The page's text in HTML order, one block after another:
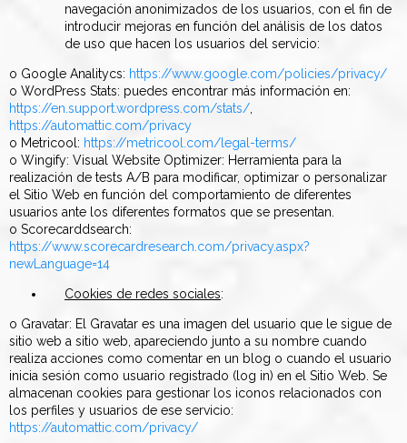
navegación anonimizados de los usuarios, con el fin de
introducir mejoras en función del análisis de los datos
de uso que hacen los usuarios del servicio:
o Google Analitycs: https://www.google.com/policies/privacy/
o WordPress Stats: puedes encontrar más información en:
https://en.support.wordpress.com/stats/
https://automattic.com/privacy
o Metricool: https://metricool.com/legal-terms/
o Wingify: Visual Website Optimizer: Herramienta para la
realización de tests A/B para modificar, optimizar o personalizar
el Sitio Web en función del comportamiento de diferentes
usuarios ante los diferentes formatos que se presentan.
o Scorecarddsearch:
https://www.scorecardresearch.com/privacy.aspx?
newLanguage=14
Cookies de redes sociales:
o Gravatar: El Gravatar es una imagen del usuario que le sigue de
sitio web a sitio web, apareciendo junto a su nombre cuando
realiza acciones como comentar en un blog o cuando el usuario
inicia sesión como usuario registrado (log in) en el Sitio Web. Se
almacenan cookies para gestionar los iconos relacionados con
los perfiles y usuarios de ese servicio:
https://automattic.com/privacy/